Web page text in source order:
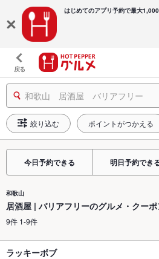
はじめてのアプリ予約で最大
戻る
和歌山 居酒屋 バリアフリー
絞り込む ポイントがつかえる
今日予約できる 明日予約でき
和歌山
居酒屋 | バリアフリーのグルメ・クー
9件 1-9件
ラッキーボブ